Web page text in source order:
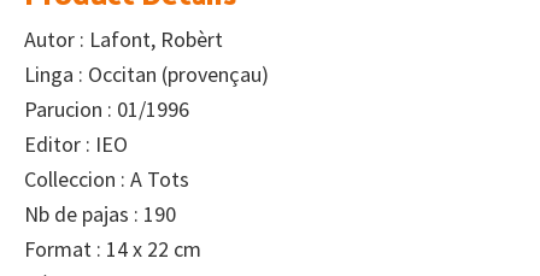
Autor : Lafont, Robèrt
Linga : Occitan (provençau)
Parucion : 01/1996
Editor : IEO
Colleccion : A Tots
Nb de pajas : 190
Format : 14 x 22 cm